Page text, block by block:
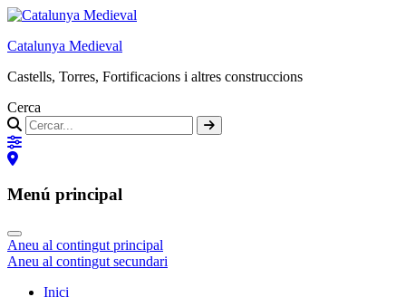
Catalunya Medieval
Castells, Torres, Fortificacions i altres construccions
Cerca
Menú principal
Aneu al contingut principal
Aneu al contingut secundari
Inici